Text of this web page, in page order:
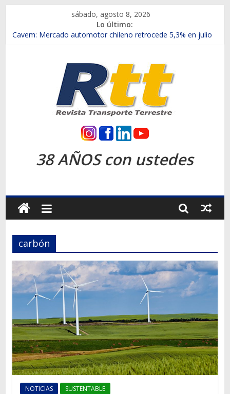
contenido
sábado, agosto 8, 2026
Lo último:
Chile es el primer mercado internacional en lanzar la nueva
Salfa suma vehículos electrificados de Chevrolet en el Biobío
Samex amplía su red con nuevas sucursales en Rancagua y
SINOTRUK Pick-ups presentó la recién estrenada Bolden en
la Expo Compras Públicas 2026
Revista
Transporte
Terrestre
Autos,
camiones,
motos,
información
del
mundo
transporte
38 AÑOS con ustedes
carbón
NOTICIAS SUSTENTABLE